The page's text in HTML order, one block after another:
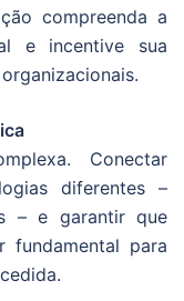
compreenda a
e incentive sua
Conectar
diferentes –
– e garantir que
fundamental para